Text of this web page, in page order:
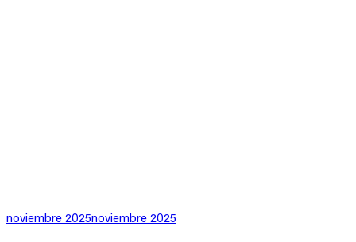
Publicado
noviembre 2025noviembre 2025